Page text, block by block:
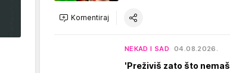
Komentiraj
NEKAD I SAD 04.08.2026.
'Preživiš zato što nemaš